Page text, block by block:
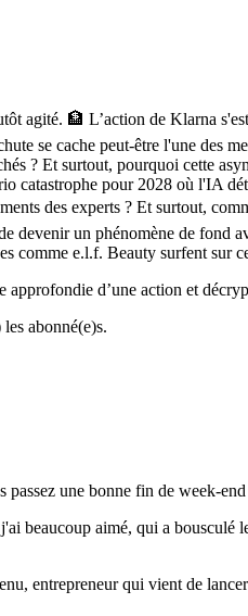
agité. 🏦 L’action de Klarna
se cache peut-être l'une des
? Et surtout, pourquoi cette
catastrophe pour 2028 où l'IA
des experts ? Et surtout,
devenir un phénomène de fond
comme e.l.f. Beauty surfent sur
approfondie d’une action et
abonné(e)s.
passez une bonne fin de week-
beaucoup aimé, qui a bousculé
entrepreneur qui vient de